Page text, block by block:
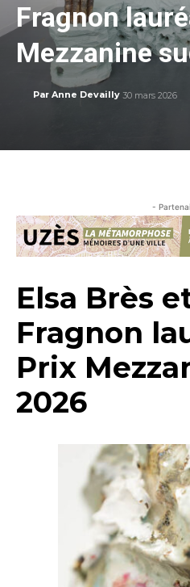
Fragnon
Mezzanine
Par Anne Devailly 30 mars 2026
-
Elsa Brès
Fragnon
Prix
2026